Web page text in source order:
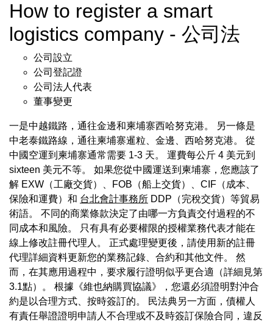
How to register a smart
logistics company - 公司法
公司設立
公司登記證
公司法人代表
董事變更
一是中越鐵路，通往金邊和柬埔寨西哈努克港。 另一條是
中老泰鐵路線，通往柬埔寨暹粒、金邊、西哈努克港。 從
中國空運到柬埔寨通常需要 1-3 天。 運費每公斤 4 美元到
sixteen 美元不等。 如果您從中國運送到柬埔寨，您應該了
解 EXW（工廠交貨）、FOB（船上交貨）、CIF（成本、
保險和運費）和 台北會計事務所 DDP（完稅交貨）等貿易
術語。 不同的商業條款決定了由哪一方負責交付過程的不
同成本和風險。 只有具有必要權限的授權業務代表才能在
線上修改註冊代理人。 正式處理變更後，請使用新的註冊
代理詳細資料更新您的業務記錄、合約和其他文件。 然
而，在其應用過程中，要求履行證明似乎更合適（詳細見第
3.1點）。 根據《維也納購買協議》，您還必須證明對沖合
約是以合理方式、按時簽訂的。 民法典另一方面，債權人
有責任舉證證明申請人不合理或不及時簽訂保險合同，違反